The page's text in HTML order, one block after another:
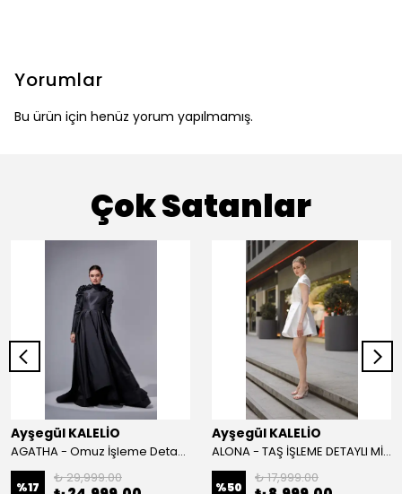
Yorumlar
Bu ürün için henüz yorum yapılmamış.
Çok Satanlar
Ayşegül KALELİO
AGATHA - Omuz İşleme Detaylı Davet Elbisesi
%17
₺ 29,999.00
Ayşegül KALELİO
ALONA - TAŞ İŞLEME DETAYLI MİNİ BOY DAVET ELBİSESİ
%50
₺ 17,999.00